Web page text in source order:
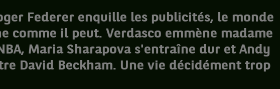
Federer enquille les publicités, le monde
comme il peut. Verdasco emmène madame
Maria Sharapova s'entraîne dur et Andy
David Beckham. Une vie décidément trop